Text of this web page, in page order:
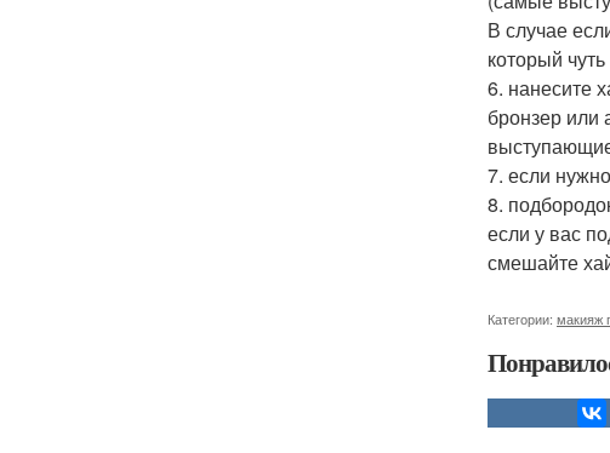
В случае
который
6. нанесите
бронзер или
7. если
8.
если у вас
смешайте
Категории: макияж